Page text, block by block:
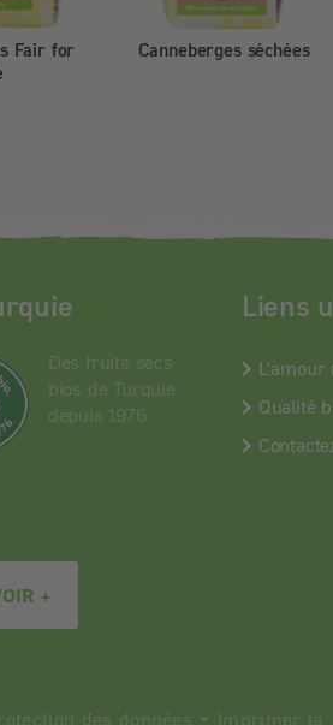
Fair for
Canneberges séchées
Des fruits secs
bios de Turquie
depuis 1976
+
Liens
Qualité
des données • Imprimer la